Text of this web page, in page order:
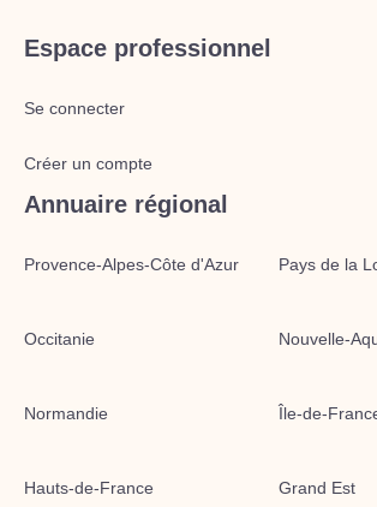
Espace professionnel
Se connecter
Créer un compte
Annuaire régional
Provence-Alpes-Côte d'Azur Pays de la
Occitanie Nouvelle-
Normandie Île-de-
Hauts-de-France Grand Est